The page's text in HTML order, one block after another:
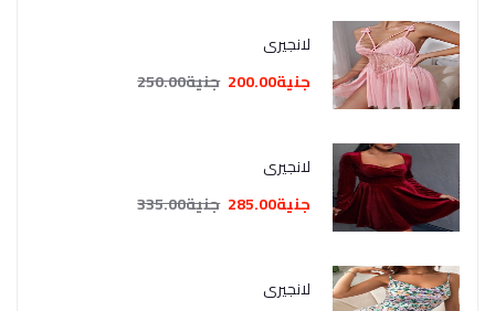
لانجيري
جنية200.00
جنية250.00
لانجيري
جنية285.00
جنية335.00
لانجيري